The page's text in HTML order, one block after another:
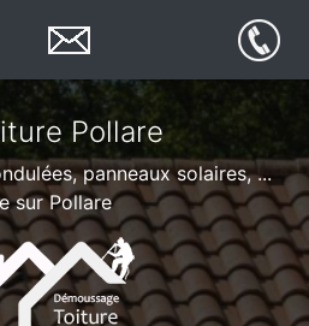
Pollare
panneaux solaires, ...
sur Pollare